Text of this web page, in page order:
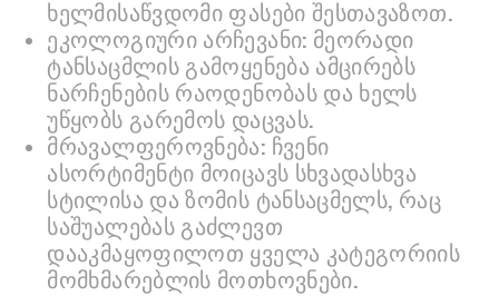
ხელმისაწვდომი ფასები შესთავაზოთ.
ეკოლოგიური არჩევანი: მეორადი
ტანსაცმლის გამოყენება ამცირებს
ნარჩენების რაოდენობას და ხელს
უწყობს გარემოს დაცვას.
მრავალფეროვნება: ჩვენი
ასორტიმენტი მოიცავს სხვადასხვა
სტილისა და ზომის ტანსაცმელს, რაც
საშუალებას გაძლევთ
დააკმაყოფილოთ ყველა კატეგორიის
მომხმარებლის მოთხოვნები.